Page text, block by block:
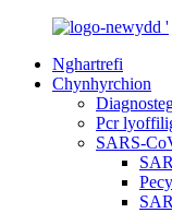
Nghartrefi
Chynhyrchion
Pcr
SARS-